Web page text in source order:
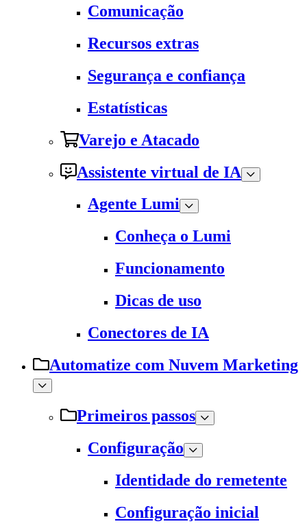
Comunicação
Recursos extras
Segurança e confiança
Estatísticas
Varejo e Atacado
Assistente virtual de IA
Agente Lumi
Conheça o Lumi
Funcionamento
Dicas de uso
Conectores de IA
Automatize com Nuvem Marketing
Primeiros passos
Configuração
Identidade do remetente
Configuração inicial